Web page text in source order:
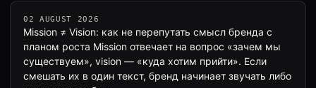
02 AUGUST 2026
Mission ≠ Vision: как не перепутать смысл бренда с
планом роста Mission отвечает на вопрос «зачем мы
существуем», vision — «куда хотим прийти». Если
смешать их в один текст, бренд начинает звучать либо